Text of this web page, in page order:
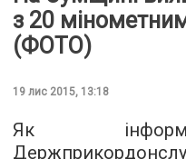
з 20
(ФОТО)
19 лис 2015, 13:18
Як